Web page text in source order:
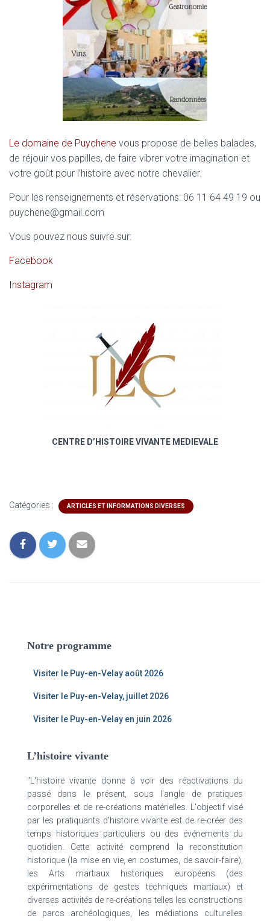
Le domaine de Puychene vous propose de belles balades,
de réjouir vos papilles, de faire vibrer votre imagination et
votre goût pour l’histoire avec notre chevalier.
Pour les renseignements et réservations: 06 11 64 49 19 ou
puychene@gmail.com
Vous pouvez nous suivre sur:
Facebook
Instagram
CENTRE D’HISTOIRE VIVANTE MEDIEVALE
Catégories : ARTICLES ET INFORMATIONS DIVERSES
Notre programme
Visiter le Puy-en-Velay août 2026
Visiter le Puy-en-Velay, juillet 2026
Visiter le Puy-en-Velay en juin 2026
L’histoire vivante
"L'histoire vivante donne à voir des réactivations du
passé dans le présent, sous l'angle de pratiques
corporelles et de re-créations matérielles. L'objectif visé
par les pratiquants d'histoire vivante est de re-créer des
temps historiques particuliers ou des événements du
quotidien. Cette activité comprend la reconstitution
historique (la mise en vie, en costumes, de savoir-faire),
les Arts martiaux historiques européens (des
expérimentations de gestes techniques martiaux) et
diverses activités de re-créations telles les constructions
de parcs archéologiques, les médiations culturelles